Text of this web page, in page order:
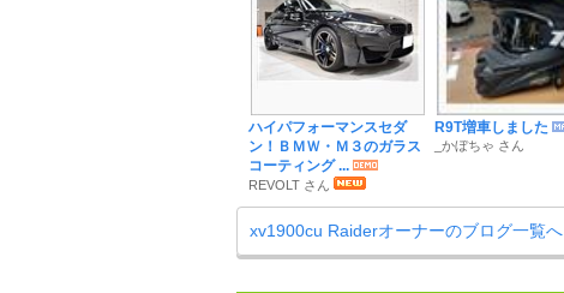
ハイパフォーマンスセダ
ン！ＢＭＷ・Ｍ３のガラス
コーティング ...
REVOLT さん
R9T増車しました
_かぼちゃ さん
xv1900cu Raiderオーナーのブログ一覧へ